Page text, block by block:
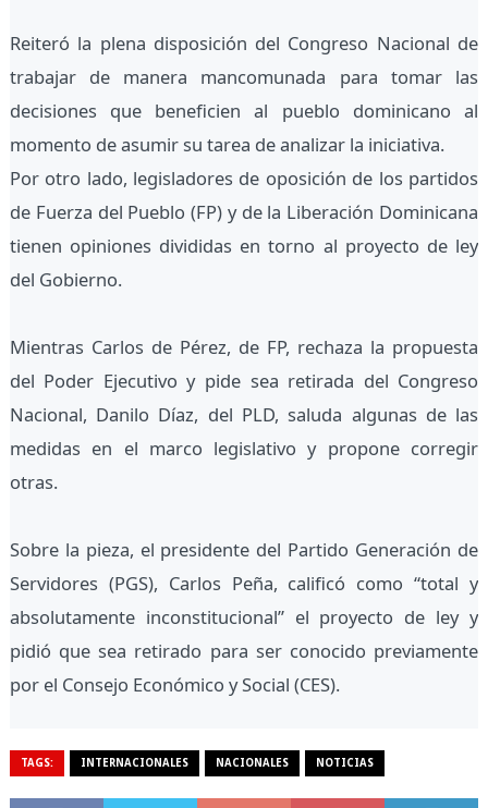
Reiteró la plena disposición del Congreso Nacional de
trabajar de manera mancomunada para tomar las
decisiones que beneficien al pueblo dominicano al
momento de asumir su tarea de analizar la iniciativa.
Por otro lado, legisladores de oposición de los partidos
de Fuerza del Pueblo (FP) y de la Liberación Dominicana
tienen opiniones divididas en torno al proyecto de ley
del Gobierno.
Mientras Carlos de Pérez, de FP, rechaza la propuesta
del Poder Ejecutivo y pide sea retirada del Congreso
Nacional, Danilo Díaz, del PLD, saluda algunas de las
medidas en el marco legislativo y propone corregir
otras.
Sobre la pieza, el presidente del Partido Generación de
Servidores (PGS), Carlos Peña, calificó como “total y
absolutamente inconstitucional” el proyecto de ley y
pidió que sea retirado para ser conocido previamente
por el Consejo Económico y Social (CES).
TAGS: INTERNACIONALES NACIONALES NOTICIAS